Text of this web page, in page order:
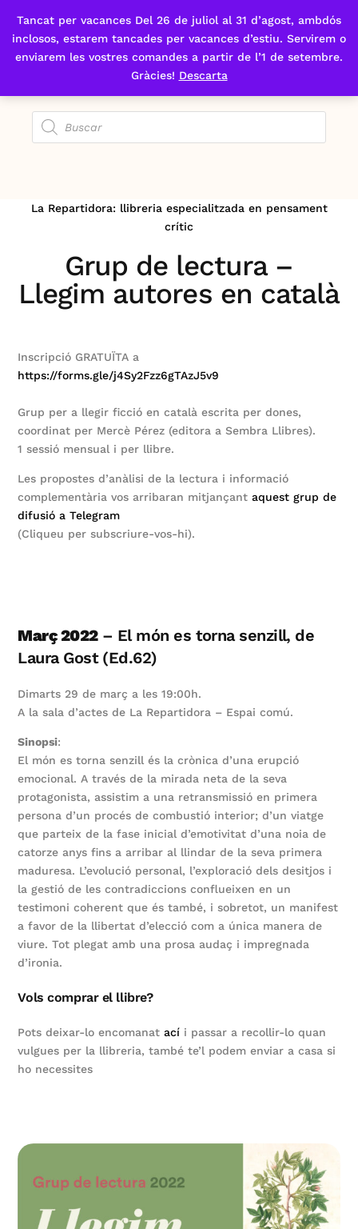
Tancat per vacances Del 26 de juliol al 31 d’agost, ambdós
inclosos, estarem tancades per vacances d’estiu. Servirem o
enviarem les vostres comandes a partir de l’1 de setembre.
Gràcies! Descarta
Fes-te'n sòcia
La Repartidora: llibreria especialitzada en pensament
crític
Grup de lectura –
Llegim autores en català
Inscripció GRATUÏTA a
https://forms.gle/j4Sy2Fzz6gTAzJ5v9
Grup per a llegir ficció en català escrita per dones,
coordinat per Mercè Pérez (editora a Sembra Llibres).
1 sessió mensual i per llibre.
Les propostes d’anàlisi de la lectura i informació
complementària vos arribaran mitjançantaquest grup de
difusió a Telegram
(Cliqueu per subscriure-vos-hi).
Març 2022– El món es torna senzill, de
Laura Gost (Ed.62)
Dimarts 29 de març a les 19:00h.
A la sala d’actes de La Repartidora – Espai comú.
Sinopsi:
El món es torna senzill és la crònica d’una erupció
emocional. A través de la mirada neta de la seva
protagonista, assistim a una retransmissió en primera
persona d’un procés de combustió interior; d’un viatge
que parteix de la fase inicial d’emotivitat d’una noia de
catorze anys fins a arribar al llindar de la seva primera
maduresa. L’evolució personal, l’exploració dels desitjos i
la gestió de les contradiccions conflueixen en un
testimoni coherent que és també, i sobretot, un manifest
a favor de la llibertat d’elecció com a única manera de
viure. Tot plegat amb una prosa audaç i impregnada
d’ironia.
Vols comprar el llibre?
Pots deixar-lo encomanatací i passar a recollir-lo quan
vulgues per la llibreria, també te’l podem enviar a casa si
ho necessites